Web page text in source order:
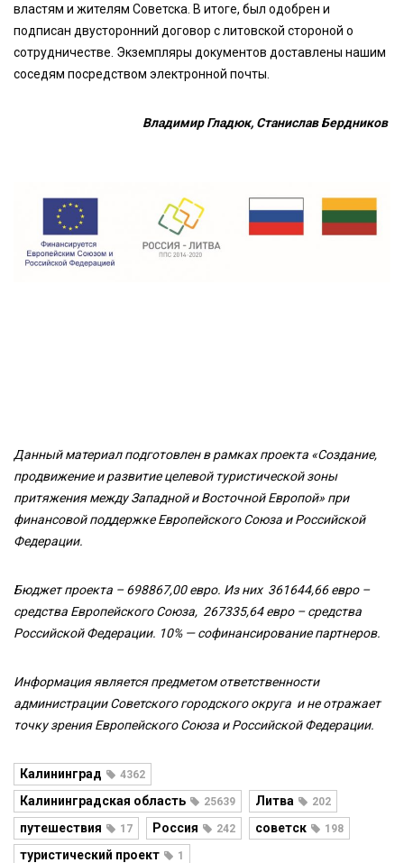
властям и жителям Советска. В итоге, был одобрен и
подписан двусторонний договор с литовской стороной о
сотрудничестве. Экземпляры документов доставлены нашим
соседям посредством электронной почты.
Владимир Гладюк, Станислав Бердников
Данный материал подготовлен в рамках проекта «Создание,
продвижение и развитие целевой туристической зоны
притяжения между Западной и Восточной Европой» при
финансовой поддержке Европейского Союза и Российской
Федерации.
Бюджет проекта – 698867,00 евро. Из них 361644,66 евро –
средства Европейского Союза, 267335,64 евро – средства
Российской Федерации. 10% — софинансирование партнеров.
Информация является предметом ответственности
администрации Советского городского округа и не отражает
точку зрения Европейского Союза и Российской Федерации.
Калининград 4362
Калининградская область 25639 Литва 202
путешествия 17 Россия 242 советск 198
туристический проект 1